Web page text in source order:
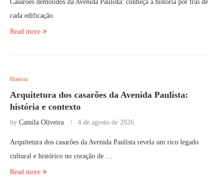
Casarões demolidos da Avenida Paulista: conheça a história por trás de
cada edificação.
Read more
História
Arquitetura dos casarões da Avenida Paulista:
história e contexto
by Camila Oliveira 4 de agosto de 2026
Arquitetura dos casarões da Avenida Paulista revela um rico legado
cultural e histórico no coração de …
Read more